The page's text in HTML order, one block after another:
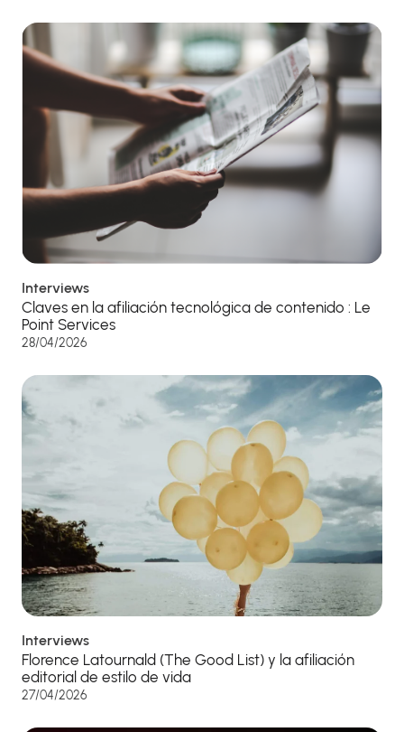
Interviews
Claves en la afiliación tecnológica de contenido : Le
Point Services
28/04/2026
Interviews
Florence Latournald (The Good List) y la afiliación
editorial de estilo de vida
27/04/2026